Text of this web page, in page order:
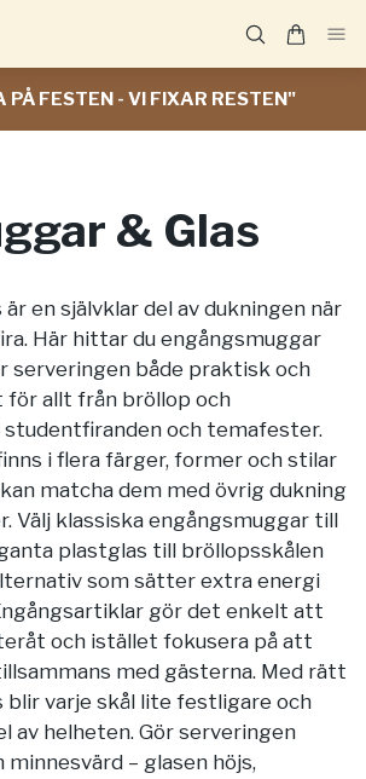
PÅ FESTEN - VI FIXAR RESTEN"
& Glas
en självklar del av dukningen när
Här hittar du engångsmuggar
serveringen både praktisk och
allt från bröllop och
och temafester.
i flera färger, former och stilar
matcha dem med övrig dukning
Välj klassiska engångsmuggar till
plastglas till bröllopsskålen
som sätter extra energi
gör det enkelt att
och istället fokusera på att
med gästerna. Med rätt
blir varje skål lite festligare och
av helheten. Gör serveringen
minnesvärd – glasen höjs,